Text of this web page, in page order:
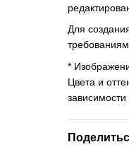
Для
*
Цвета и